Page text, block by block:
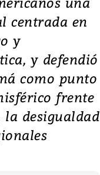
centrada en
y
y defendió
como punto
frente
desigualdad